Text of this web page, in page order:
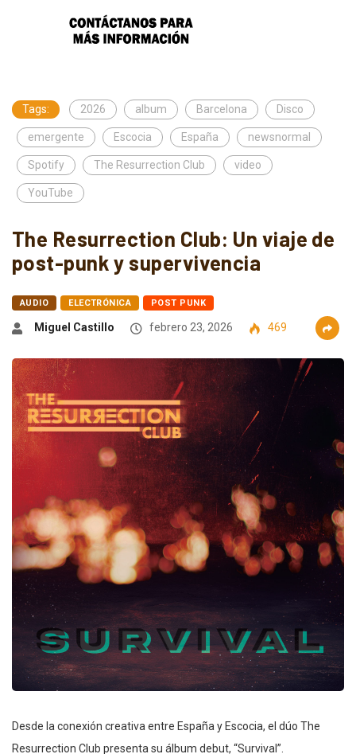
Tags: 2026 album Barcelona Disco
emergente Escocia España newsnormal
Spotify The Resurrection Club video
YouTube
The Resurrection Club: Un viaje de
post-punk y supervivencia
AUDIO ELECTRÓNICA POST PUNK
Miguel Castillo febrero 23, 2026 469
Desde la conexión creativa entre España y Escocia, el dúo The
Resurrection Club presenta su álbum debut, “Survival”.